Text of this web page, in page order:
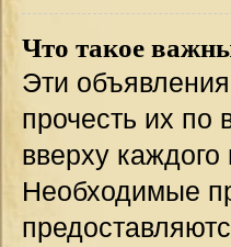
Что такое
Эти
прочесть их
вверху
Необходимые